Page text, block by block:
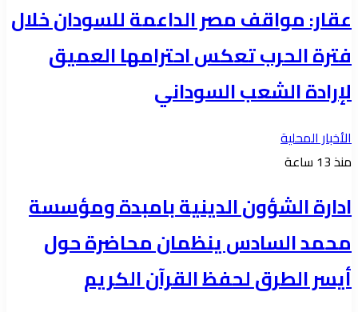
عقار: مواقف مصر الداعمة للسودان خلال
فترة الحرب تعكس احترامها العميق
لإرادة الشعب السوداني
الأخبار المحلية
منذ 13 ساعة
ادارة الشؤون الدينية بامبدة ومؤسسة
محمد السادس ينظمان محاضرة حول
أيسر الطرق لحفظ القرآن الكريم